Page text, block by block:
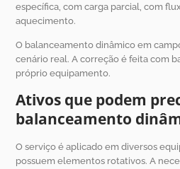
específica, com carga parcial, com
aquecimento.
O balanceamento dinâmico em
cenário real. A correção é feita com
próprio equipamento.
Ativos que podem
balanceamento
O serviço é aplicado em diversos
possuem elementos rotativos. A